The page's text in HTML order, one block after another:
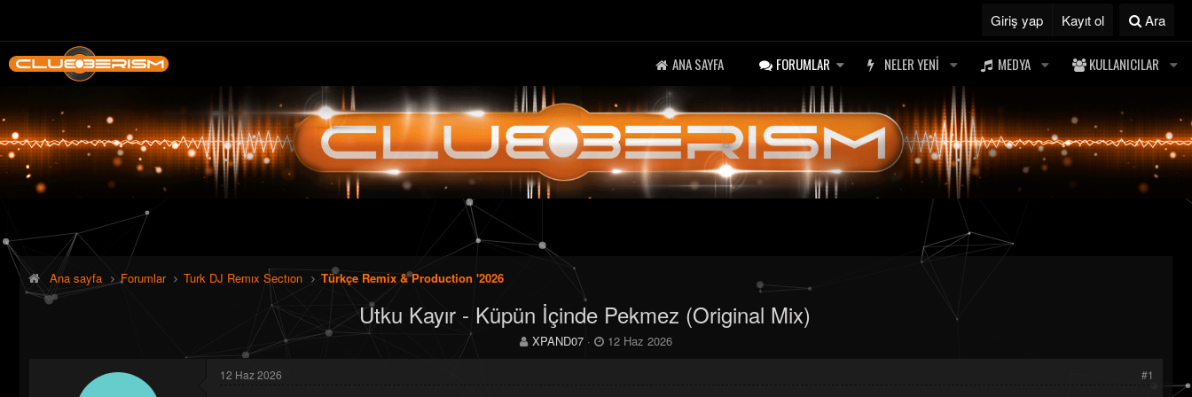
Giriş yap Kayıt ol Ara
ANA SAYFA FORUMLAR NELER YENI MEDYA KULLANICILAR
Ana sayfa Forumlar Turk DJ Remıx Sectıon Türkçe Remix & Production '2026
Utku Kayır - Küpün İçinde Pekmez (Original Mix)
K
XPAND07
B
12 Haz 2026
12 Haz 2026 #1